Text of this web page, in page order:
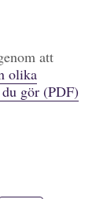
att
olika
gör (PDF)